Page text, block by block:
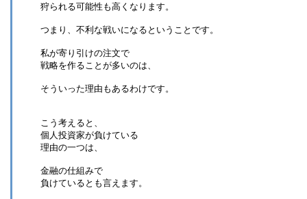
狩られる可能性も高くなります。
つまり、不利な戦いになるということです。
私が寄り引けの注文で
戦略を作ることが多いのは、
そういった理由もあるわけです。
こう考えると、
個人投資家が負けている
理由の一つは、
金融の仕組みで
負けているとも言えます。